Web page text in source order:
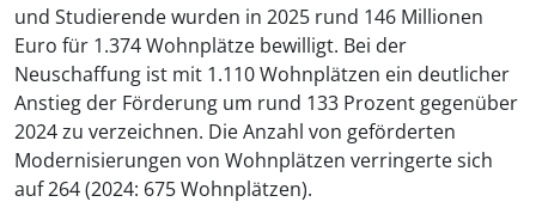
und Studierende wurden in 2025 rund 146 Millionen
Euro für 1.374 Wohnplätze bewilligt. Bei der
Neuschaffung ist mit 1.110 Wohnplätzen ein deutlicher
Anstieg der Förderung um rund 133 Prozent gegenüber
2024 zu verzeichnen. Die Anzahl von geförderten
Modernisierungen von Wohnplätzen verringerte sich
auf 264 (2024: 675 Wohnplätzen).